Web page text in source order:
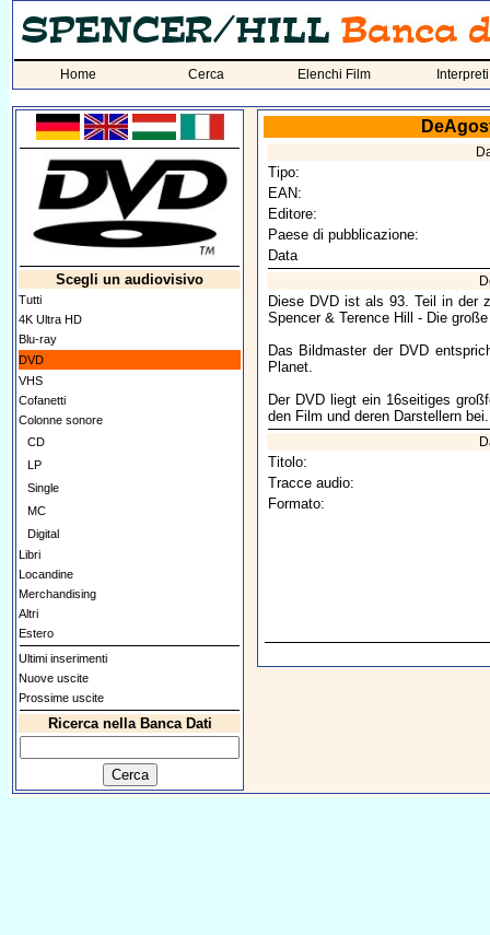
Home Cerca Elenchi Film Interpreti
Scegli un audiovisivo
Tutti
4K Ultra HD
Blu-ray
DVD
VHS
Cofanetti
Colonne sonore
CD
LP
Single
MC
Digital
Libri
Locandine
Merchandising
Altri
Estero
Ultimi inserimenti
Nuove uscite
Prossime uscite
Ricerca nella Banca Dati
Tipo:
EAN:
Editore:
Paese di pubblicazione:
Data
Diese DVD ist als 93. Teil in der
Spencer & Terence Hill - Die
Das Bildmaster der DVD
Planet.
Der DVD liegt ein 16seitiges
den Film und deren Darstellern bei.
Titolo:
Tracce audio:
Formato: